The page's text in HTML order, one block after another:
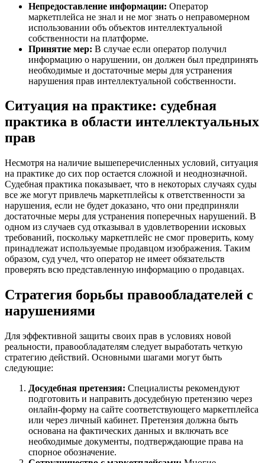
Непредоставление информации: Оператор
маркетплейса не знал и не мог знать о неправомерном
использовании объ объектов интеллектуальной
собственности на платформе.
Принятие мер: В случае если оператор получил
информацию о нарушении, он должен был предпринять
необходимые и достаточные меры для устранения
нарушения прав интеллектуальной собственности.
Ситуация на практике: судебная
практика в области интеллектуальных
прав
Несмотря на наличие вышеперечисленных условий, ситуация
на практике до сих пор остается сложной и неоднозначной.
Судебная практика показывает, что в некоторых случаях суды
все же могут привлечь маркетплейсы к ответственности за
нарушения, если не будет доказано, что они предприняли
достаточные меры для устранения поперечных нарушений. В
одном из случаев суд отказывал в удовлетворении исковых
требований, поскольку маркетплейс не смог проверить, кому
принадлежат используемые продавцом изображения. Таким
образом, суд учел, что оператор не имеет обязательств
проверять всю представленную информацию о продавцах.
Стратегия борьбы правообладателей с
нарушениями
Для эффективной защиты своих прав в условиях новой
реальности, правообладателям следует выработать четкую
стратегию действий. Основными шагами могут быть
следующие:
Досудебная претензия: Специалисты рекомендуют
подготовить и направить досудебную претензию через
онлайн-форму на сайте соответствующего маркетплейса
или через личный кабинет. Претензия должна быть
основана на фактических данных и включать все
необходимые документы, подтверждающие права на
спорное обозначение.